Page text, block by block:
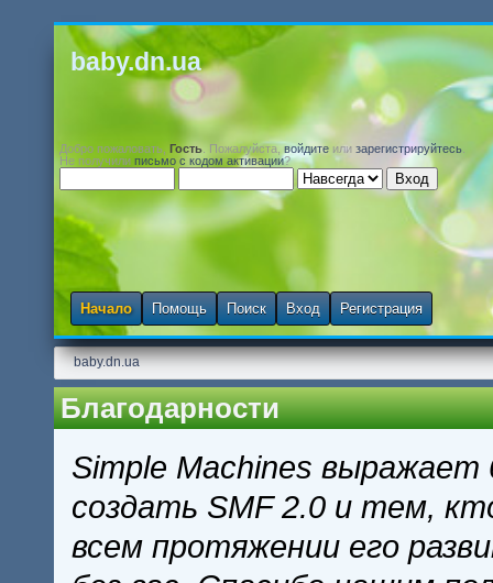
baby.dn.ua
Добро пожаловать, Гость . Пожалуйста,войдите или зарегистрируйтесь
Не получили письмо с кодом активации?
Начало Помощь Поиск Вход Регистрация
baby.dn.ua
Благодарности
Simple Machines выражает
создать SMF 2.0 и тем,
всем протяжении его